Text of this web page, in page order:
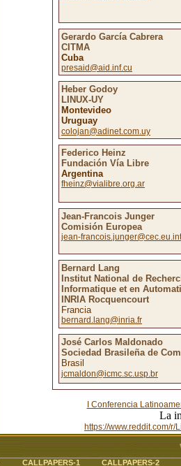
Gerardo García Cabrera
CITMA
Cuba
presaid@aid.inf.cu
Heber Godoy
LINUX-UY
Montevideo
Uruguay
colojan@adinet.com.uy
Federico Heinz
Fundación Vía Libre
Argentina
fheinz@vialibre.org.ar
Jean-Francois Junger
Comisión Europea
jean-francois.junger@cec.eu.int
Bernard Lang
Institut National de
Informatique et en
INRIA Rocquencourt
Francia
bernard.lang@inria.fr
José Carlos Maldonado
Sociedad Brasileña de
Brasil
jcmaldon@icmc.sc.usp.br
I Conferencia
La
https://www.reddit.com/
CALLPAPERS-1 CALLPAPERS-2